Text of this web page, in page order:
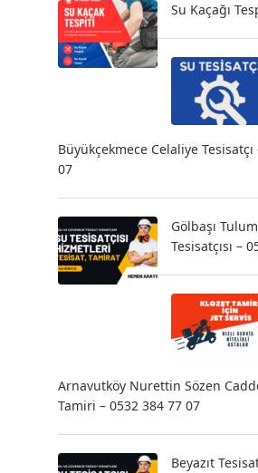
Su Kaçağı
Büyükçekmece Celaliye
07
Gölbaşı
Tesisatçısı –
Arnavutköy Nurettin Sözen
Tamiri – 0532 384 77 07
Beyazıt